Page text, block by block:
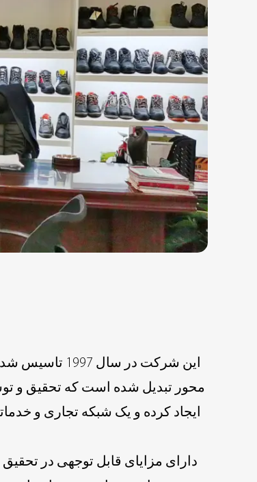
محور تبدیل شده است که تحقیق و
ایجاد کرده و یک شبکه تجاری و